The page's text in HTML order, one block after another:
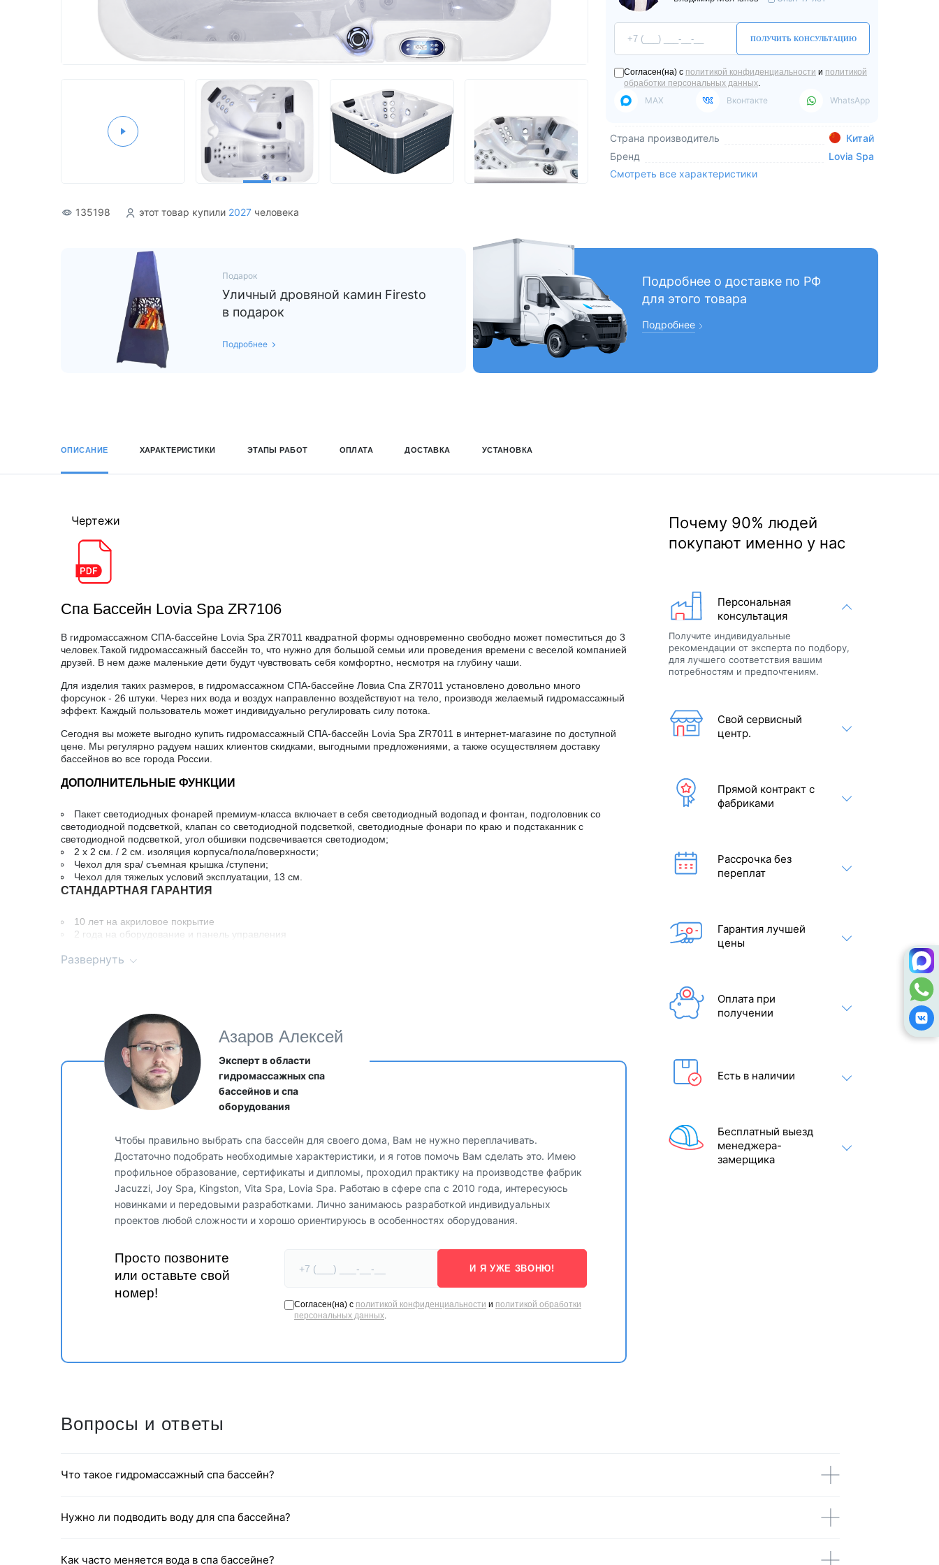
Акриловые
Endless Pool
Bigeer
135198 этот товар купили 2027 человека
ПОЛУЧИТЬ КОНСУЛЬТАЦИЮ
Согласен(на) с политикой конфиденциальности и политикой
обработки персональных данных.
MAX Вконтакте WhatsApp
Страна производитель
Китай
Бренд
Lovia Spa
Смотреть все характеристики
Подарок
Уличный дровяной камин Firesto
в подарок
Подробнее
Подробнее о доставке по РФ
для этого товара
Подробнее
ОПИСАНИЕ ХАРАКТЕРИСТИКИ ЭТАПЫ РАБОТ ОПЛАТА ДОСТАВКА УСТАНОВКА
Чертежи
Спа Бассейн Lovia Spa ZR7106
В гидромассажном СПА-бассейне Lovia Spa ZR7011 квадратной формы одновременно свободно может поместиться до 3
человек.Такой гидромассажный бассейн то, что нужно для большой семьи или проведения времени с веселой компанией
друзей. В нем даже маленькие дети будут чувствовать себя комфортно, несмотря на глубину чаши.
Для изделия таких размеров, в гидромассажном СПА-бассейне Ловиа Спа ZR7011 установлено довольно много
форсунок - 26 штуки. Через них вода и воздух направленно воздействуют на тело, производя желаемый гидромассажный
эффект. Каждый пользователь может индивидуально регулировать силу потока.
Сегодня вы можете выгодно купить гидромассажный СПА-бассейн Lovia Spa ZR7011 в интернет-магазине по доступной
цене. Мы регулярно радуем наших клиентов скидками, выгодными предложениями, а также осуществляем доставку
бассейнов во все города России.
ДОПОЛНИТЕЛЬНЫЕ ФУНКЦИИ
Пакет светодиодных фонарей премиум-класса включает в себя светодиодный водопад и фонтан, подголовник со
светодиодной подсветкой, клапан со светодиодной подсветкой, светодиодные фонари по краю и подстаканник с
светодиодной подсветкой, угол обшивки подсвечивается светодиодом;
2 х 2 см. / 2 см. изоляция корпуса/пола/поверхности;
Чехол для spa/ съемная крышка /ступени;
Чехол для тяжелых условий эксплуатации, 13 см.
СТАНДАРТНАЯ ГАРАНТИЯ
10 лет на акриловое покрытие
2 года на оборудование и панель управления
2 года на корпус
Развернуть
Азаров Алексей
Эксперт в области
гидромассажных спа
бассейнов и спа
оборудования
Чтобы правильно выбрать спа бассейн для своего дома, Вам не нужно переплачивать.
Достаточно подобрать необходимые характеристики, и я готов помочь Вам сделать это. Имею
профильное образование, сертификаты и дипломы, проходил практику на производстве фабрик
Jacuzzi, Joy Spa, Kingston, Vita Spa, Lovia Spa. Работаю в сфере спа с 2010 года, интересуюсь
новинками и передовыми разработками. Лично занимаюсь разработкой индивидуальных
проектов любой сложности и хорошо ориентируюсь в особенностях оборудования.
Просто позвоните
или оставьте свой
номер!
И Я УЖЕ ЗВОНЮ!
Согласен(на) с политикой конфиденциальности и политикой обработки
персональных данных.
Почему 90% людей
покупают именно у нас
Персональная
консультация
Получите индивидуальные
рекомендации от эксперта по подбору,
для лучшего соответствия вашим
потребностям и предпочтениям.
Свой сервисный
центр.
Прямой контракт с
фабриками
Рассрочка без
переплат
Гарантия лучшей
цены
Оплата при
получении
Есть в наличии
Бесплатный выезд
менеджера-
замерщика
Вопросы и ответы
Что такое гидромассажный спа бассейн?
Нужно ли подводить воду для спа бассейна?
Как часто меняется вода в спа бассейне?